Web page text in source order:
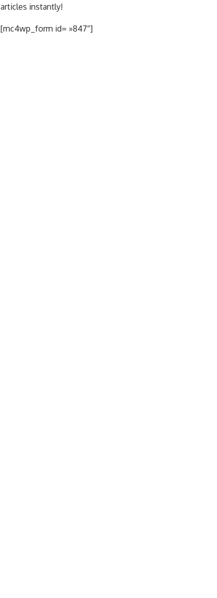
articles instantly!
[mc4wp_form id= »847″]